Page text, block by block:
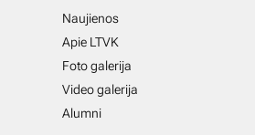
Naujienos
Apie LTVK
Foto galerija
Video galerija
Alumni